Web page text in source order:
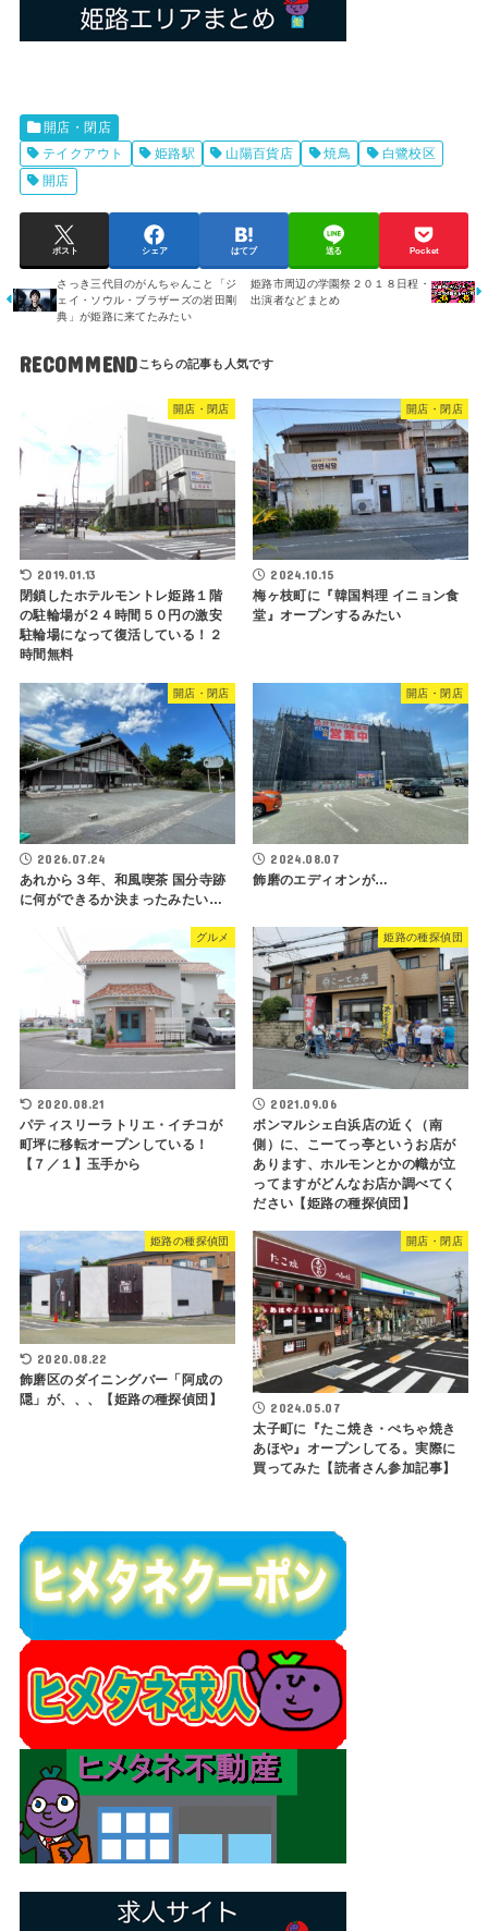
開店・閉店
テイクアウト
姫路駅 山陽百貨店 焼鳥
白鷺校区
開店
ポスト シェア はてブ 送る Pocket
さっき三代目のがんちゃんこと「ジ
ェイ・ソウル・ブラザーズの岩田剛
典」が姫路に来てたみたい
姫路市周辺の学園祭２０１８日程・
出演者などまとめ
RECOMMEND
開店・閉店
2019.01.13
閉鎖したホテルモントレ姫路１階
の駐輪場が２４時間５０円の激安
駐輪場になって復活している！２
時間無料
開店・閉店
2024.10.15
梅ヶ枝町に『韓国料理 イニョン食
堂』オープンするみたい
開店・閉店
2026.07.24
あれから３年、和風喫茶 国分寺跡
に何ができるか決まったみたい…
開店・閉店
2024.08.07
飾磨のエディオンが…
グルメ
2020.08.21
パティスリーラトリエ・イチコが
町坪に移転オープンしている！
【７／１】玉手から
姫路の種探偵団
2021.09.06
ボンマルシェ白浜店の近く（南
側）に、こーてっ亭というお店が
あります、ホルモンとかの幟が立
ってますがどんなお店か調べてく
ださい【姫路の種探偵団】
姫路の種探偵団
2020.08.22
飾磨区のダイニングバー「阿成の
隠」が、、、【姫路の種探偵団】
開店・閉店
2024.05.07
太子町に『たこ焼き・ぺちゃ焼き
あほや』オープンしてる。実際に
買ってみた【読者さん参加記事】